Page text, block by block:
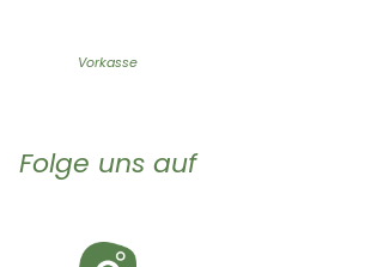
Vorkasse
Folge uns auf